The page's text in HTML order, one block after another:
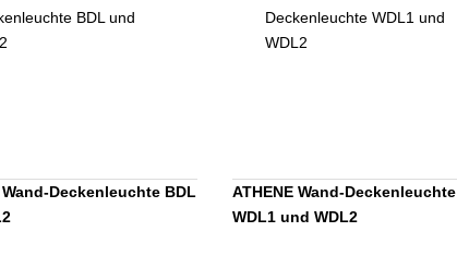
Wand-Deckenleuchte BDL
ATHENE Wand-Deckenleuchte
WDL1 und WDL2